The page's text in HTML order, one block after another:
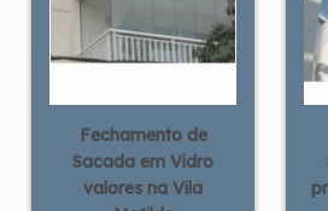
Fechamento de
Sacada em Vidro
valores na Vila